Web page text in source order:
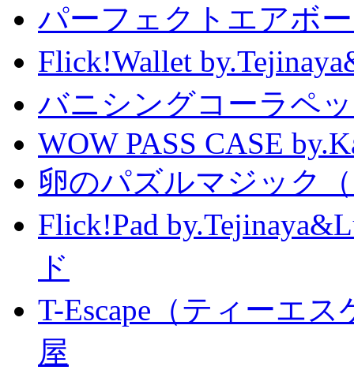
パーフェクトエアボ
Flick!Wallet
バニシングコーラペ
WOW PASS CASE
卵のパズルマジック
Flick!Pad
ド
T-Escape（ティーエ
屋